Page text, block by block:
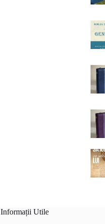
Informații Utile